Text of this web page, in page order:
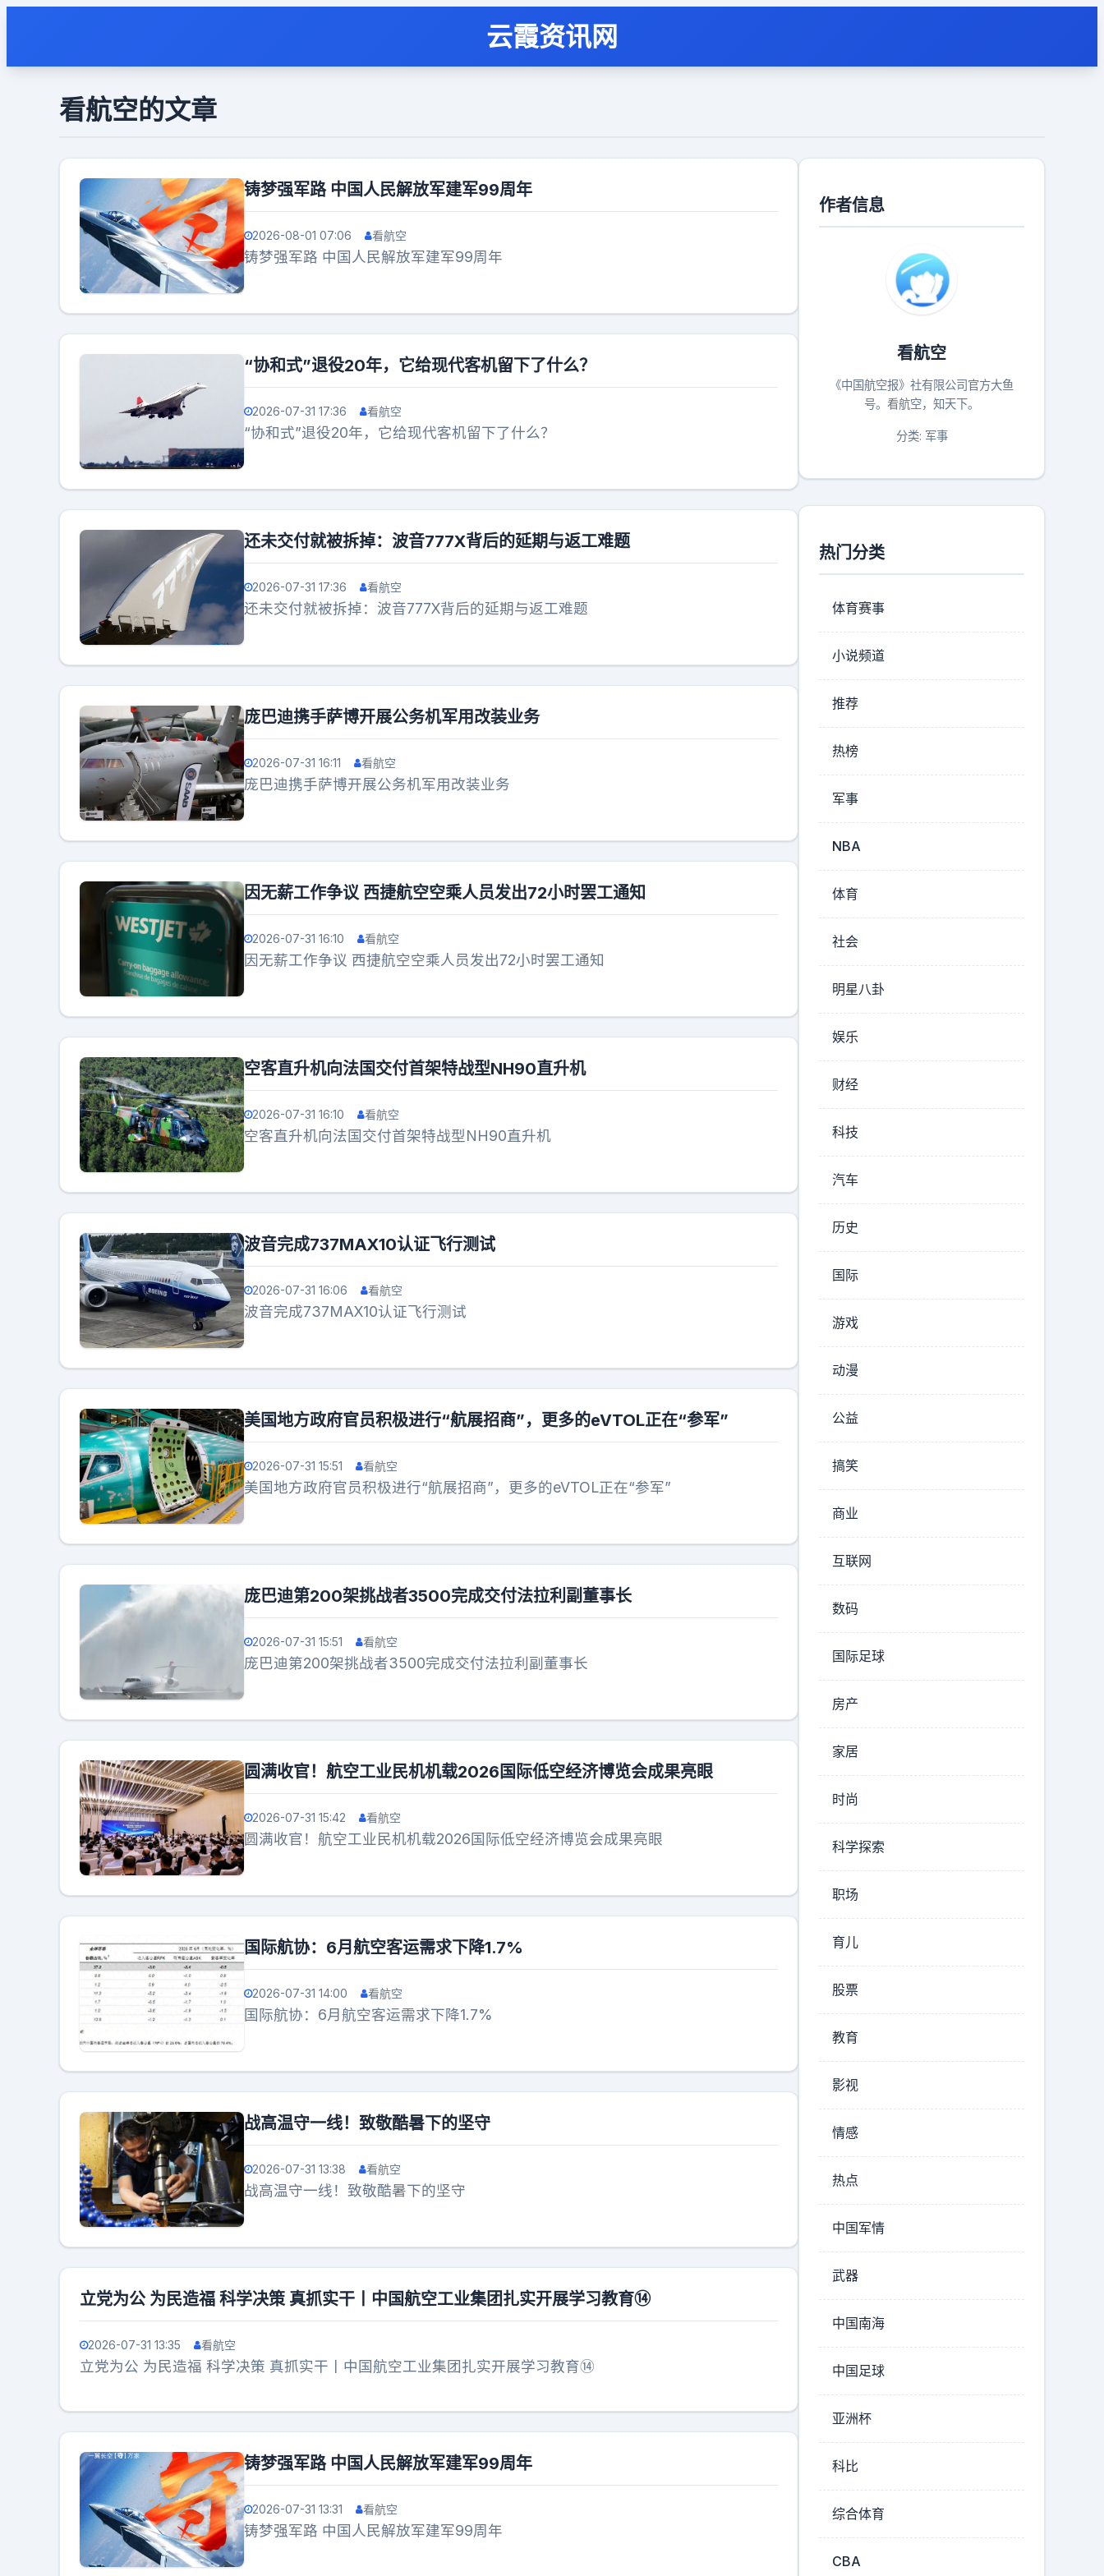
云霞资讯网
看航空的文章
铸梦强军路 中国人民解放军建军99周年
2026-08-01 07:06 看航空
铸梦强军路 中国人民解放军建军99周年
“协和式”退役20年，它给现代客机留下了什么？
2026-07-31 17:36 看航空
“协和式”退役20年，它给现代客机留下了什么？
还未交付就被拆掉：波音777X背后的延期与返工难题
2026-07-31 17:36 看航空
还未交付就被拆掉：波音777X背后的延期与返工难题
庞巴迪携手萨博开展公务机军用改装业务
2026-07-31 16:11 看航空
庞巴迪携手萨博开展公务机军用改装业务
因无薪工作争议 西捷航空空乘人员发出72小时罢工通知
2026-07-31 16:10 看航空
因无薪工作争议 西捷航空空乘人员发出72小时罢工通知
空客直升机向法国交付首架特战型NH90直升机
2026-07-31 16:10 看航空
空客直升机向法国交付首架特战型NH90直升机
波音完成737MAX10认证飞行测试
2026-07-31 16:06 看航空
波音完成737MAX10认证飞行测试
美国地方政府官员积极进行“航展招商”，更多的eVTOL正在“参军”
2026-07-31 15:51 看航空
美国地方政府官员积极进行“航展招商”，更多的eVTOL正在“参军”
庞巴迪第200架挑战者3500完成交付法拉利副董事长
2026-07-31 15:51 看航空
庞巴迪第200架挑战者3500完成交付法拉利副董事长
圆满收官！航空工业民机机载2026国际低空经济博览会成果亮眼
2026-07-31 15:42 看航空
圆满收官！航空工业民机机载2026国际低空经济博览会成果亮眼
国际航协：6月航空客运需求下降1.7%
2026-07-31 14:00 看航空
国际航协：6月航空客运需求下降1.7%
战高温守一线！致敬酷暑下的坚守
2026-07-31 13:38 看航空
战高温守一线！致敬酷暑下的坚守
立党为公 为民造福 科学决策 真抓实干丨中国航空工业集团扎实开展学习教育⑭‌
2026-07-31 13:35 看航空
立党为公 为民造福 科学决策 真抓实干丨中国航空工业集团扎实开展学习教育⑭‌
铸梦强军路 中国人民解放军建军99周年
2026-07-31 13:31 看航空
铸梦强军路 中国人民解放军建军99周年
作者信息
看航空
《中国航空报》社有限公司官方大鱼
号。看航空，知天下。
分类: 军事
热门分类
体育赛事
小说频道
推荐
热榜
军事
NBA
体育
社会
明星八卦
娱乐
财经
科技
汽车
历史
国际
游戏
动漫
公益
搞笑
商业
互联网
数码
国际足球
房产
家居
时尚
科学探索
职场
育儿
股票
教育
影视
情感
热点
中国军情
武器
中国南海
中国足球
亚洲杯
科比
综合体育
CBA